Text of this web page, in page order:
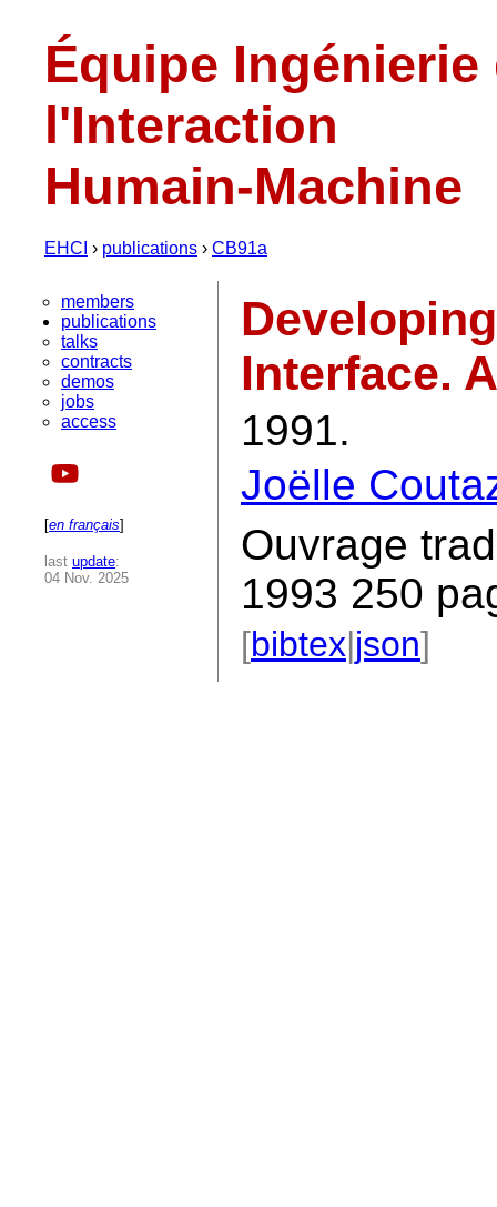
Équipe Ingénierie
l'Interaction
Humain-Machine
EHCI › publications › CB91a
members
publications
talks
contracts
demos
jobs
access
[en français]
last update:
04 Nov. 2025
Interface.
1991.
Joëlle
Ouvrage
1993 250
[bibtex|json]